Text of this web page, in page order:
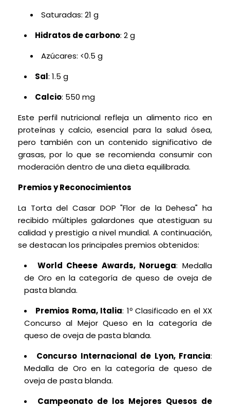
Saturadas: 21 g
Hidratos de carbono: 2 g
Azúcares: <0.5 g
Sal: 1.5 g
Calcio: 550 mg
Este perfil nutricional refleja un alimento rico en
proteínas y calcio, esencial para la salud ósea,
pero también con un contenido significativo de
grasas, por lo que se recomienda consumir con
moderación dentro de una dieta equilibrada.
Premios y Reconocimientos
La Torta del Casar DOP "Flor de la Dehesa" ha
recibido múltiples galardones que atestiguan su
calidad y prestigio a nivel mundial. A continuación,
se destacan los principales premios obtenidos:
World Cheese Awards, Noruega: Medalla
de Oro en la categoría de queso de oveja de
pasta blanda.
Premios Roma, Italia: 1º Clasificado en el XX
Concurso al Mejor Queso en la categoría de
queso de oveja de pasta blanda.
Concurso Internacional de Lyon, Francia:
Medalla de Oro en la categoría de queso de
oveja de pasta blanda.
Campeonato de los Mejores Quesos de